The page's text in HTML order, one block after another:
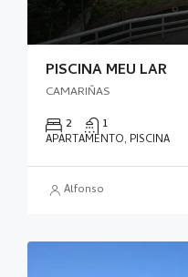
PISCINA MEU LAR
CAMARIÑAS
2 1
APARTAMENTO, PISCINA
Alfonso